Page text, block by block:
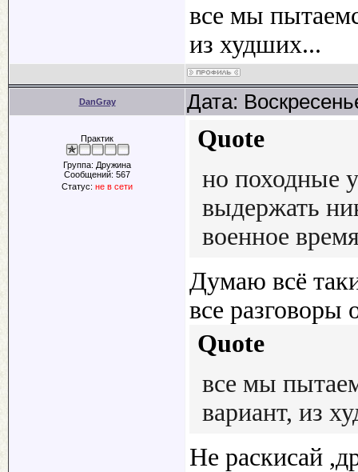
все мы
из худших...
DanGray Дата:
Практик
Группа: Дружина
Сообщений: 567
Статус: не в сети
Quote
но походные
выдержать
военное
Думаю всё
все
Quote
все мы
вариант, из
Не раскисай